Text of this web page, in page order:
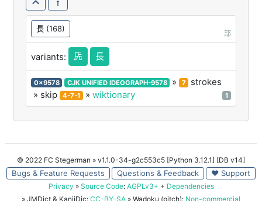
長 (168)
部
variants: 兏 長
0x9578 CJK UNIFIED IDEOGRAPH-9578 » 7
strokes
» skip
4-7-1 » wiktionary 1
© 2022 FC Stegerman » v1.1.0-34-g2c553c5 [Python 3.12.1] [DB v14]
Bugs & Feature Requests Questions & Feedback ♥ Support
Privacy » Source Code: AGPLv3+ + Dependencies
» JMDict & KanjiDic: CC-BY-SA » Wadoku (pitch): Non-commercial